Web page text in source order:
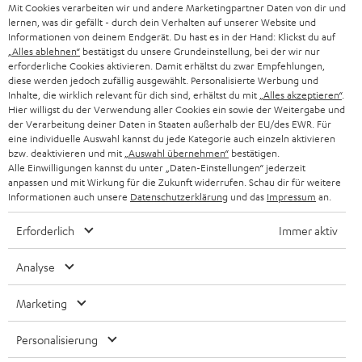
SMART HOME
BLUETOOTH-LAUTSPRECHER
KOPFHÖRER
BLUETOOTH-KOPFHÖRER
STEREOANLAGEN
LAUTSPRECHER
ULTIMA-SERIE
IN-EAR-KOPFHÖRER
FANSHOP
NEUHEITEN
GESCHÄFTSKUNDEN
PARTNERPROGRAMM
BLOG
NEWSLETTER
STORES
DEINE VORTEILE BEI TEUFEL
UNSER MANAGEMENT
NACHHALTIGKEIT
UNSERE WERTE
ÖSTERREICH
SCHWEIZ
NIEDERLANDE
BELGIEN
FRANKREICH
POLEN
SPANIEN
ITALIEN
Technische Änderungen, Tippfehler und Irrtum vorbehalten. Das auf unseren
Fotos abgebildete Zubehör ist nicht im Lieferumfang enthalten. Etwaige
Mit Cookies verarbeiten wir und andere Marketingpartner Daten von dir und
lernen, was dir gefällt - durch dein Verhalten auf unserer Website und
Informationen von deinem Endgerät. Du hast es in der Hand: Klickst du auf
„Alles ablehnen“ bestätigst du unsere Grundeinstellung, bei der wir nur
erforderliche Cookies aktivieren. Damit erhältst du zwar Empfehlungen,
diese werden jedoch zufällig ausgewählt. Personalisierte Werbung und
Inhalte, die wirklich relevant für dich sind, erhältst du mit „Alles akzeptieren“.
Hier willigst du der Verwendung aller Cookies ein sowie der Weitergabe und
der Verarbeitung deiner Daten in Staaten außerhalb der EU/des EWR. Für
eine individuelle Auswahl kannst du jede Kategorie auch einzeln aktivieren
bzw. deaktivieren und mit „Auswahl übernehmen“ bestätigen.
Alle Einwilligungen kannst du unter „Daten-Einstellungen“ jederzeit
anpassen und mit Wirkung für die Zukunft widerrufen. Schau dir für weitere
Informationen auch unsere Datenschutzerklärung und das Impressum an.
Erforderlich Immer aktiv
Analyse
Marketing
Personalisierung